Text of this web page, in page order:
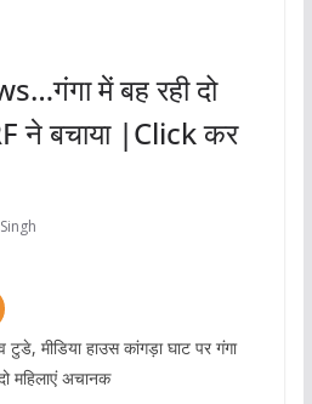
में बह रही दो
ने बचाया |Click कर
मीडिया हाउस कांगड़ा घाट पर गंगा
महिलाएं अचानक